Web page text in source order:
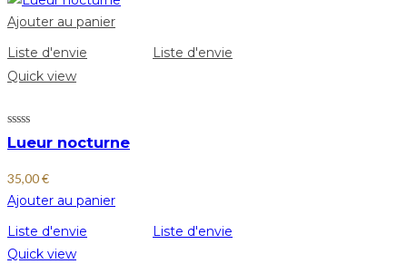
Ajouter au panier
Liste d'envie
Liste d'envie
Quick view
Lueur nocturne
35,00€
Ajouter au panier
Liste d'envie
Liste d'envie
Quick view